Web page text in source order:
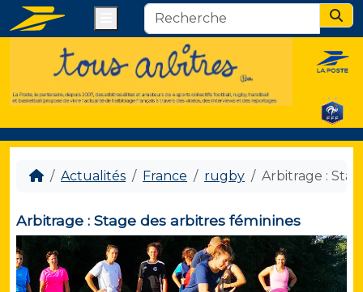
Actualités France rugby Arbitrage :
Arbitrage : Stage des arbitres féminines